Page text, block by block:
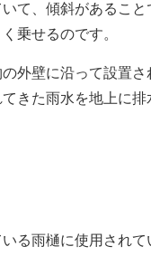
て、傾斜があるこ
乗せるのです。
外壁に沿って設置
きた雨水を地上に排
る雨樋に使用されて